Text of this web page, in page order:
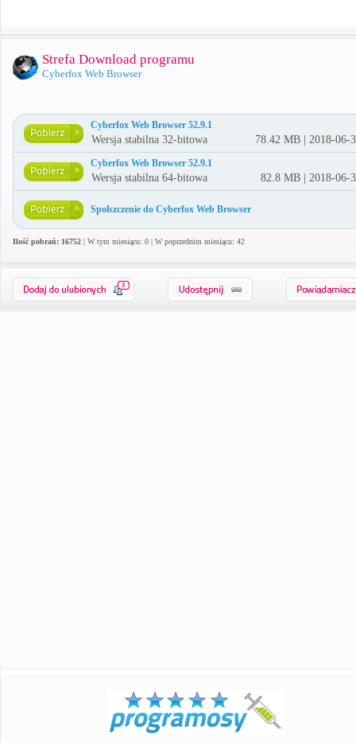
Strefa Download programu
Cyberfox Web Browser
Cyberfox Web Browser 52.9.1
Wersja stabilna 32-bitowa 78.42 MB | 2018-06-
Cyberfox Web Browser 52.9.1
Wersja stabilna 64-bitowa 82.8 MB | 2018-06-
Spolszczenie do Cyberfox Web Browser
Ilość pobrań: 16752 | W tym miesiącu: 0 | W poprzednim miesiącu: 42
3